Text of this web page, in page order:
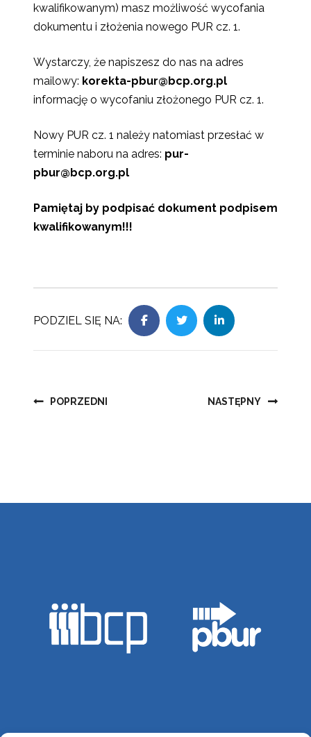
kwalifikowanym) masz możliwość wycofania
dokumentu i złożenia nowego PUR cz. 1.
Wystarczy, że napiszesz do nas na adres
mailowy: korekta-pbur@bcp.org.pl
informację o wycofaniu złożonego PUR cz. 1.
Nowy PUR cz. 1 należy natomiast przesłać w
terminie naboru na adres: pur-
pbur@bcp.org.pl
Pamiętaj by podpisać dokument podpisem
kwalifikowanym!!!
PODZIEL SIĘ NA:
Nawigacja
POPRZEDNI NASTĘPNY